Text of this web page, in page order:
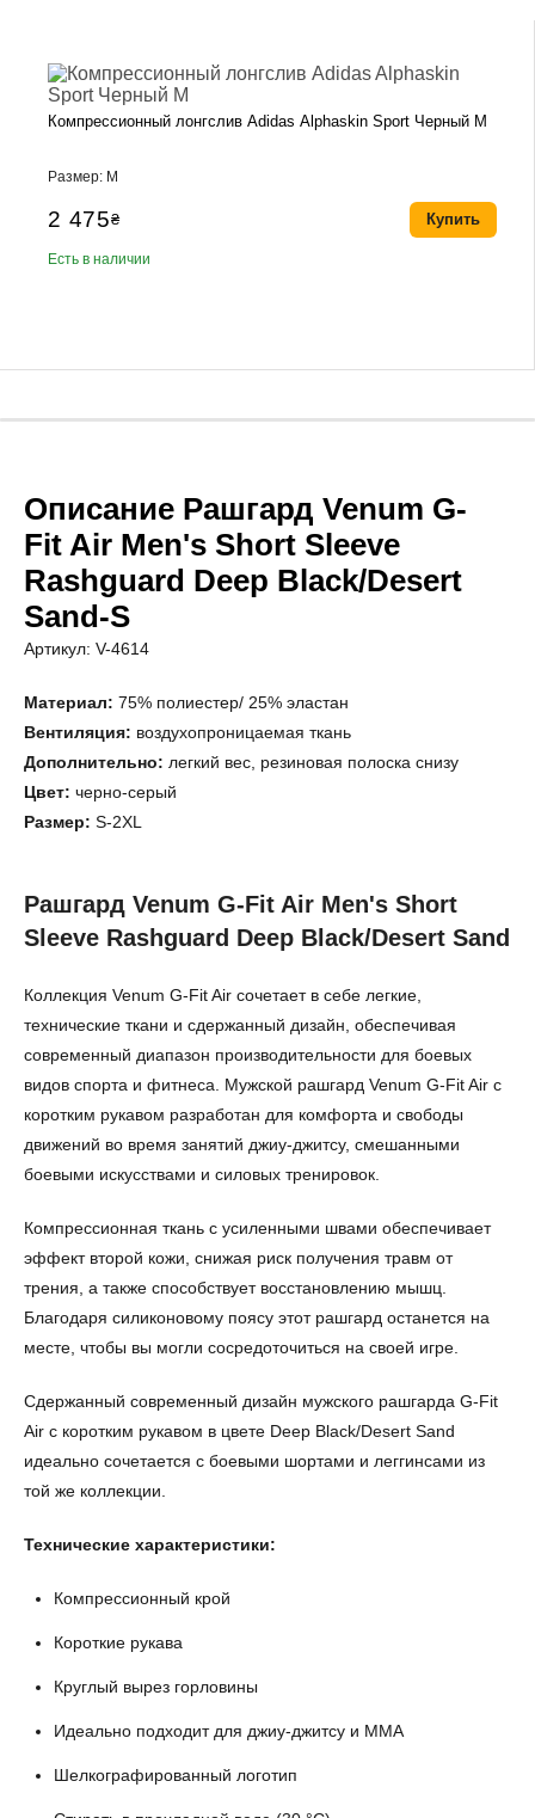
Компрессионный лонгслив Adidas Alphaskin Sport Черный M
Размер: M
2 475₴
Есть в наличии
Купить
Описание Рашгард Venum G-
Fit Air Men's Short Sleeve
Rashguard Deep Black/Desert
Sand-S
Артикул: V-4614
Материал: 75% полиестер/ 25% эластан
Вентиляция: воздухопроницаемая ткань
Дополнительно: легкий вес, резиновая полоска снизу
Цвет: черно-серый
Размер: S-2XL
Рашгард Venum G-Fit Air Men's Short
Sleeve Rashguard Deep Black/Desert Sand
Коллекция Venum G-Fit Air сочетает в себе легкие,
технические ткани и сдержанный дизайн, обеспечивая
современный диапазон производительности для боевых
видов спорта и фитнеса. Мужской рашгард Venum G-Fit Air с
коротким рукавом разработан для комфорта и свободы
движений во время занятий джиу-джитсу, смешанными
боевыми искусствами и силовых тренировок.
Компрессионная ткань с усиленными швами обеспечивает
эффект второй кожи, снижая риск получения травм от
трения, а также способствует восстановлению мышц.
Благодаря силиконовому поясу этот рашгард останется на
месте, чтобы вы могли сосредоточиться на своей игре.
Сдержанный современный дизайн мужского рашгарда G-Fit
Air с коротким рукавом в цвете Deep Black/Desert Sand
идеально сочетается с боевыми шортами и леггинсами из
той же коллекции.
Технические характеристики:
Компрессионный крой
Короткие рукава
Круглый вырез горловины
Идеально подходит для джиу-джитсу и ММА
Шелкографированный логотип